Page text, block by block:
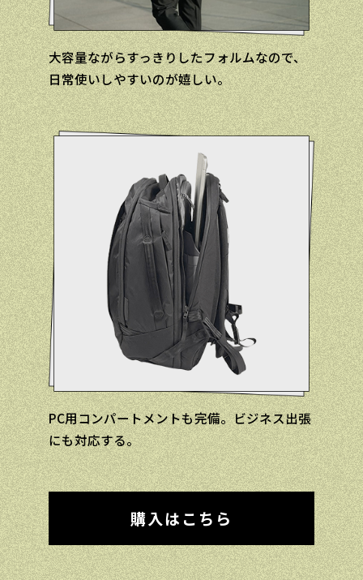
大容量ながらすっきりしたフォルムなので、
日常使いしやすいのが嬉しい。
PC用コンパートメントも完備。ビジネス出張
にも対応する。
購入はこちら